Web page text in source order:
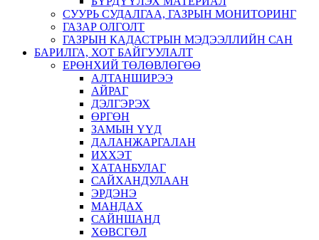
СУУРЬ СУДАЛГАА, ГАЗРЫН МОНИТОРИНГ
ГАЗАР ОЛГОЛТ
ГАЗРЫН КАДАСТРЫН МЭДЭЭЛЛИЙН САН
БАРИЛГА, ХОТ БАЙГУУЛАЛТ
ЕРӨНХИЙ ТӨЛӨВЛӨГӨӨ
АЛТАНШИРЭЭ
АЙРАГ
ДЭЛГЭРЭХ
ӨРГӨН
ЗАМЫН ҮҮД
ДАЛАНЖАРГАЛАН
ИХХЭТ
ХАТАНБУЛАГ
САЙХАНДУЛААН
ЭРДЭНЭ
МАНДАХ
САЙНШАНД
ХӨВСГӨЛ